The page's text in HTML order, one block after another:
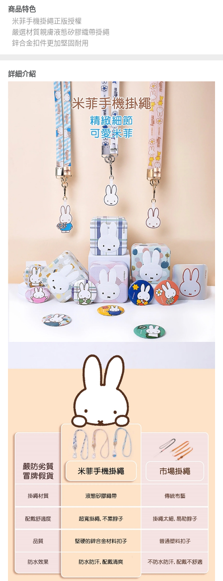
商品特色
米菲手機掛繩正版授權
嚴選材質親膚液態矽膠織帶掛繩
鋅合金扣件更加堅固耐用
詳細介紹